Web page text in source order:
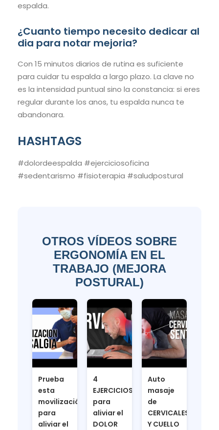
espalda.
¿Cuanto tiempo necesito dedicar al
dia para notar mejoria?
Con 15 minutos diarios de rutina es suficiente
para cuidar tu espalda a largo plazo. La clave no
es la intensidad puntual sino la constancia: si eres
regular durante los anos, tu espalda nunca te
abandonara.
HASHTAGS
#dolordeespalda #ejerciciosoficina
#sedentarismo #fisioterapia #saludpostural
OTROS VÍDEOS SOBRE
ERGONOMÍA EN EL
TRABAJO (MEJORA
POSTURAL)
Prueba
esta
movilización
para
aliviar el
4
EJERCICIOS
para
aliviar el
DOLOR
Auto
masaje
de
CERVICALES
Y CUELLO